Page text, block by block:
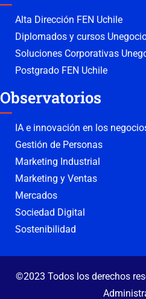
Alta Dirección FEN Uchile
Diplomados y cursos
Soluciones Corporativas
Postgrado FEN Uchile
Observatorios
IA e innovación en los
Gestión de Personas
Marketing Industrial
Marketing y Ventas
Mercados
Sociedad Digital
Sostenibilidad
©2023 Todos los derechos